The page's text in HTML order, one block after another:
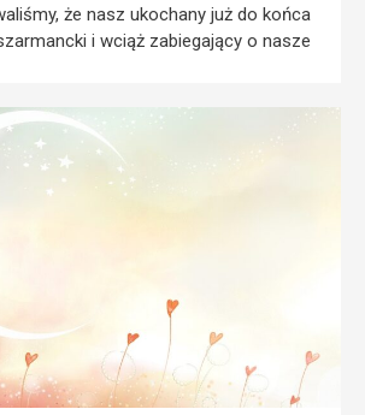
że nasz ukochany już do końca
i wciąż zabiegający o nasze